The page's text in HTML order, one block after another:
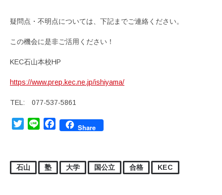
疑問点・不明点については、下記までご連絡ください。
この機会に是非ご活用ください！
KEC石山本校HP
https://www.prep.kec.ne.jp/ishiyama/
TEL: 077-537-5861
TwitterLine FacebookShare
石山 塾 大学 国公立 合格 KEC